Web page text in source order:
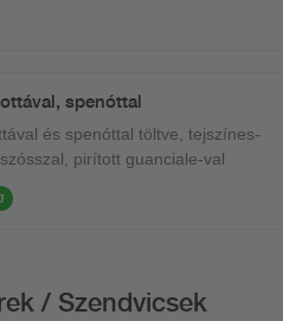
spenóttal
és spenóttal töltve, tejszínes-
pirított guanciale-val
/ Szendvicsek